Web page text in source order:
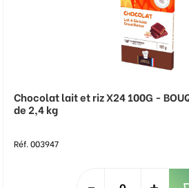
Chocolat lait et riz X24 100G -
de 2,4 kg
Réf. 003947